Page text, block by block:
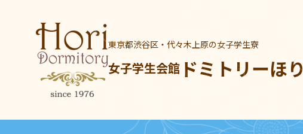
東京都渋谷区・代々木上原の女子学生寮
女子学生会館 ドミトリーほり